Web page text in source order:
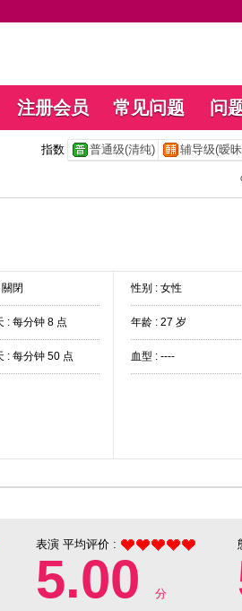
注册会员 常见问题 问
指数 普通级(清纯) 辅导级(暧
關閉
: 每分钟 8 点
: 每分钟 50 点
性别 : 女性
年龄 : 27 岁
血型 : ----
表演 平均评价 :
5.00 分